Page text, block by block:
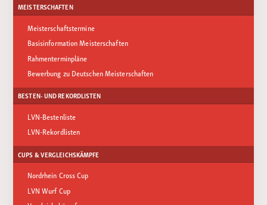
MEISTERSCHAFTEN
Meisterschaftstermine
Basisinformation Meisterschaften
Rahmenterminpläne
Bewerbung zu Deutschen Meisterschaften
BESTEN- UND REKORDLISTEN
LVN-Bestenliste
LVN-Rekordlisten
CUPS & VERGLEICHSKÄMPFE
Nordrhein Cross Cup
LVN Wurf Cup